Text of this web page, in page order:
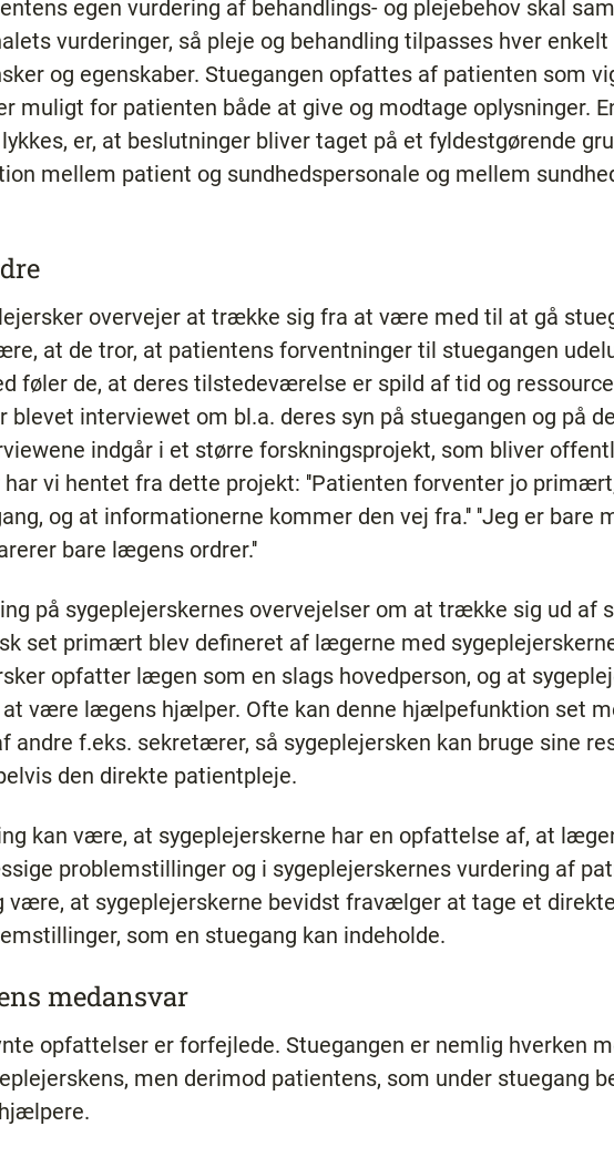
egen vurdering af behandlings- og plejebehov skal
vurderinger, så pleje og behandling tilpasses hver
og egenskaber. Stuegangen opfattes af patienten som
muligt for patienten både at give og modtage oplysninger.
er, at beslutninger bliver taget på et fyldestgørende
mellem patient og sundhedspersonale og mellem
overvejer at trække sig fra at være med til at gå
at de tror, at patientens forventninger til stuegangen
føler de, at deres tilstedeværelse er spild af tid og
blevet interviewet om bl.a. deres syn på stuegangen og på
indgår i et større forskningsprojekt, som bliver
har vi hentet fra dette projekt: ''Patienten forventer jo
og at informationerne kommer den vej fra.'' ''Jeg er bare
bare lægens ordrer.''
på sygeplejerskernes overvejelser om at trække sig ud af
set primært blev defineret af lægerne med
opfatter lægen som en slags hovedperson, og at
at være lægens hjælper. Ofte kan denne hjælpefunktion set
andre f.eks. sekretærer, så sygeplejersken kan bruge sine
den direkte patientpleje.
kan være, at sygeplejerskerne har en opfattelse af, at
problemstillinger og i sygeplejerskernes vurdering af
være, at sygeplejerskerne bevidst fravælger at tage et
som en stuegang kan indeholde.
medansvar
opfattelser er forfejlede. Stuegangen er nemlig hverken
men derimod patientens, som under stuegang